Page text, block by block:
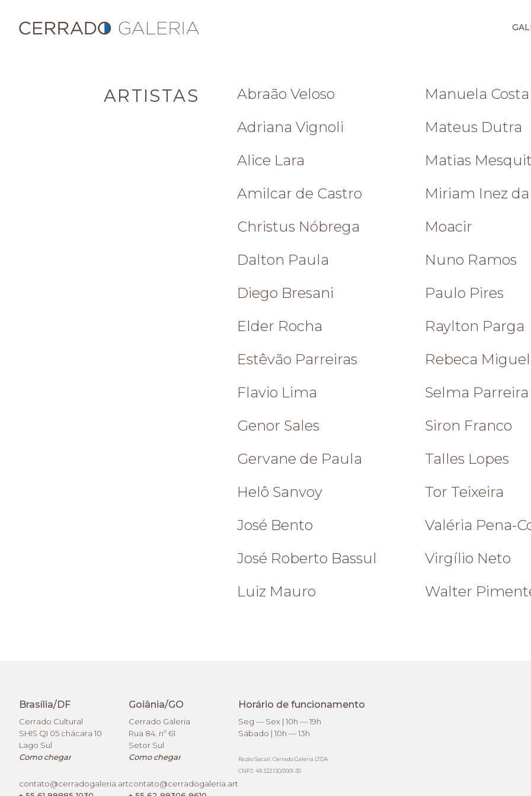
ARTISTAS
Abraão Veloso
Adriana Vignoli
Alice Lara
Amilcar de Castro
Christus Nóbrega
Dalton Paula
Diego Bresani
Elder Rocha
Estêvão Parreiras
Flavio Lima
Genor Sales
Gervane de Paula
Helô Sanvoy
José Bento
José Roberto Bassul
Luiz Mauro
Manuela
Mateus Dutra
Matias
Miriam Inez
Moacir
Nuno Ramos
Paulo Pires
Raylton Parga
Rebeca Miguel
Selma Parreira
Siron Franco
Talles Lopes
Tor Teixeira
Valéria Pena-
Virgílio Neto
Walter
Brasília/DF
Cerrado Cultural
SHIS QI 05 chácara 10
Lago Sul
Como chegar
contato@cerradogaleria.art
Goiânia/GO
Cerrado Galeria
Rua 84. nº 61
Setor Sul
Como chegar
contato@cerradogaleria.art
Horário de funcionamento
Seg — Sex | 10h — 19h
Sábado | 10h — 13h
Razão Social: Cerrado Galeria LTDA
CNPJ: 49.322.130/0001-30